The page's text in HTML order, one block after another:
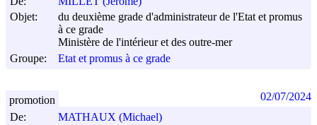
Objet:
du deuxième grade d'administrateur de l'Etat et promus
à ce grade
Ministère de l'intérieur et des outre-mer
Groupe:
Etat et promus à ce grade
De:
MATHAUX (Michael)
promotion 02/07/2024